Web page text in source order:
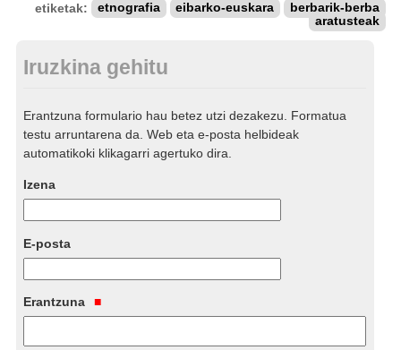
etiketak: etnografia eibarko-euskara
berbarik-berba
aratusteak
Iruzkina gehitu
Erantzuna formulario hau betez utzi dezakezu. Formatua
testu arruntarena da. Web eta e-posta helbideak
automatikoki klikagarri agertuko dira.
Izena
E-posta
Erantzuna